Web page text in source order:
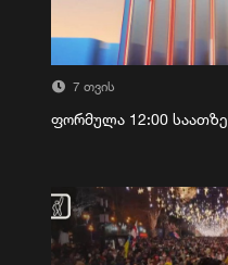
7 თვის
ფორმულა 12:00 საათზე